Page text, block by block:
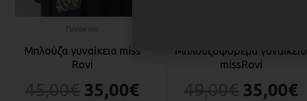
Γυναικεία
Μπλούζα γυναίκεια miss
Rovi
35,00€
Μπλουζοφόρεμα γυναικείο
missRovi
35,00€